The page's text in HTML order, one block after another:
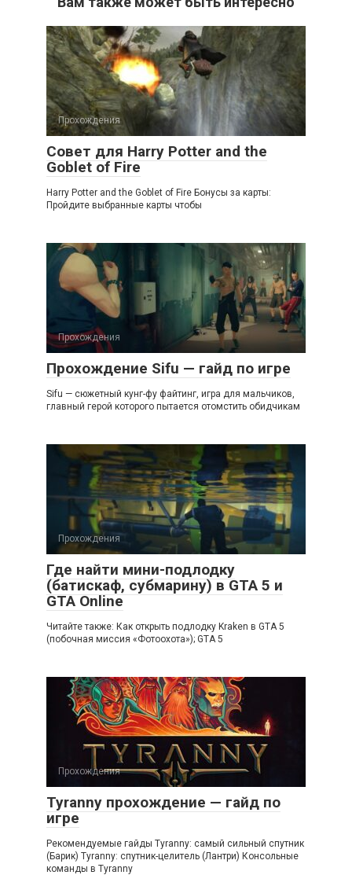
Прохождения
Совет для Harry Potter and the
Goblet of Fire
Наrrу Роtter аnd the Gоblet оf Fire Бонусы за карты:
Пpoйдитe выбpaнныe кapты чтoбы
Прохождения
Прохождение Sifu — гайд по игре
Sifu — сюжетный кунг-фу файтинг, игра для мальчиков,
главный герой которого пытается отомстить обидчикам
Прохождения
Где найти мини-подлодку
(батискаф, субмарину) в GTA 5 и
GTA Online
Читайте также: Как открыть подлодку Kraken в GTA 5
(побочная миссия «Фотоохота»); GTA 5
Прохождения
Tyranny прохождение — гайд по
игре
Рекомендуемые гайды Tyranny: самый сильный спутник
(Барик) Tyranny: спутник-целитель (Лантри) Консольные
команды в Tyranny